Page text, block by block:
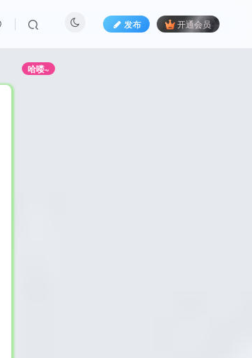
发布 开通会员
哈喽~